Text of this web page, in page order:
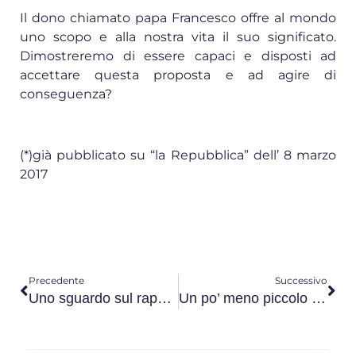
Il dono chiamato papa Francesco offre al mondo
uno scopo e alla nostra vita il suo significato.
Dimostreremo di essere capaci e disposti ad
accettare questa proposta e ad agire di
conseguenza?
(*)già pubblicato su “la Repubblica” dell’ 8 marzo
2017
Precedente
Uno sguardo sul rapporto tra cinema e lavoro. Parte trentaquattresima: l’anno 1998
Successivo
Un po’ meno piccolo sarebbe più bello